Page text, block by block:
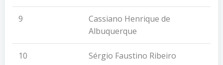
9
Cassiano Henrique de
Albuquerque
10 Sérgio Faustino Ribeiro